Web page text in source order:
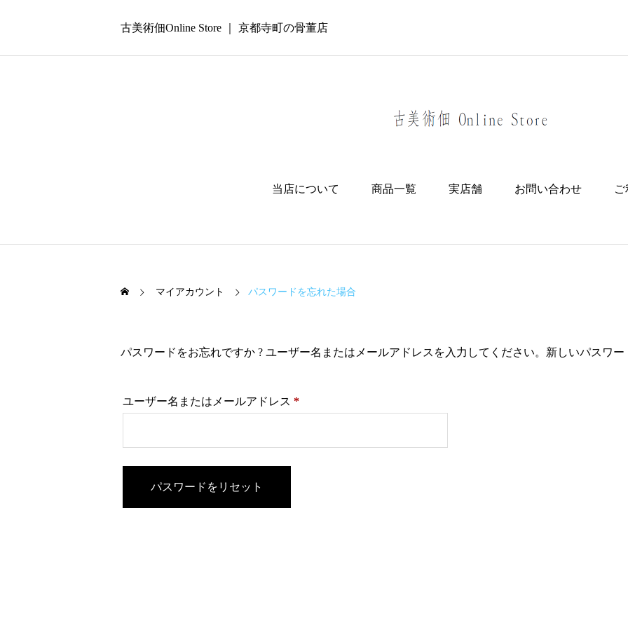
古美術佃Online Store ｜ 京都寺町の骨董店
当店について 商品一覧 実店舗 お問い合わせ
マイアカウント パスワードを忘れた場合
パスワードをお忘れですか ? ユーザー名またはメールアドレスを入力してください。新しいパスワ
ユーザー名またはメールアドレス *必
パスワードをリセット